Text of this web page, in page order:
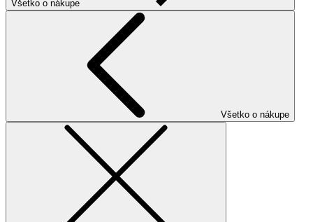
Všetko o nákupe
Všetko o nákupe